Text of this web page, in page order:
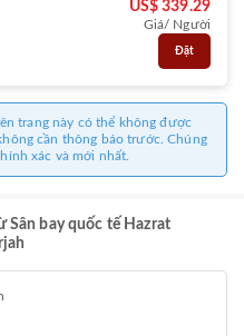
US$ 339.29
Giá/ Người
Đặt
trang này có thể không được
cần thông báo trước. Chúng
xác và mới nhất.
Sân bay quốc tế Hazrat